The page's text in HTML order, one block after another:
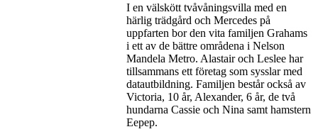
I en välskött tvåvåningsvilla med en
härlig trädgård och Mercedes på
uppfarten bor den vita familjen Grahams
i ett av de bättre områdena i Nelson
Mandela Metro. Alastair och Leslee har
tillsammans ett företag som sysslar med
datautbildning. Familjen består också av
Victoria, 10 år, Alexander, 6 år, de två
hundarna Cassie och Nina samt hamstern
Eepep.